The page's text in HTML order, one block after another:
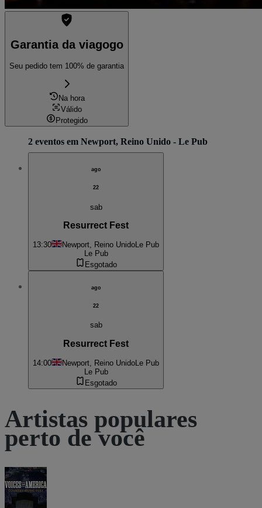
Garantia da viagogo
Seu pedido tem 100% de garantia
Na hora
Válido
Protegido
2 eventos em Newport, Reino Unido - Le Pub
ago
22
sab
Resurrect Fest
13:30 Newport, Reino UnidoLe Pub
Le Pub
Esgotado
ago
22
sab
Resurrect Fest
14:00 Newport, Reino UnidoLe Pub
Le Pub
Esgotado
Artistas populares
perto de você